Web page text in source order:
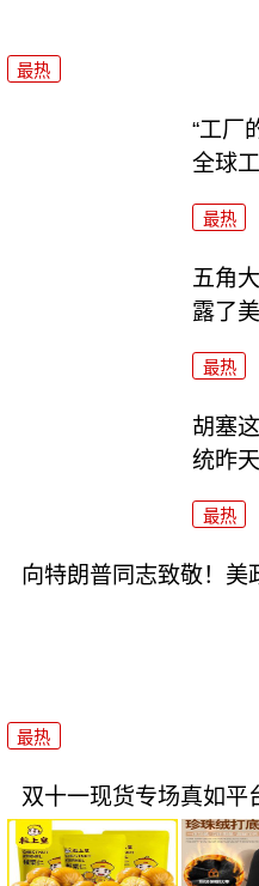
最热
“工厂
全球
最热
五角
露了
最热
胡塞
统昨
最热
向特朗普同志致敬！美
最热
双十一现货专场真如平